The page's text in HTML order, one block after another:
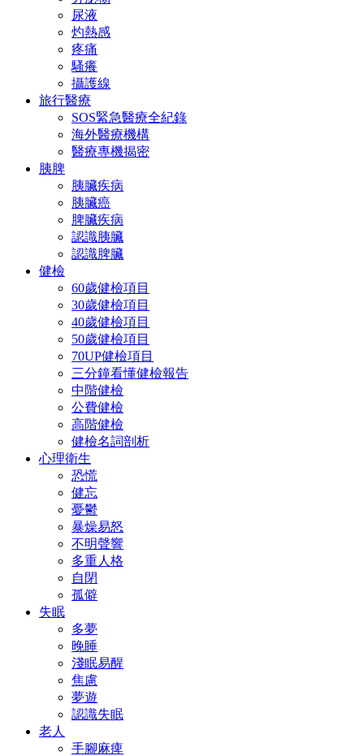
尿液
灼熱感
疼痛
騷癢
攝護線
旅行醫療
SOS緊急醫療全紀錄
海外醫療機構
醫療專機揭密
胰脾
胰臟疾病
胰臟癌
脾臟疾病
認識胰臟
認識脾臟
健檢
60歲健檢項目
30歲健檢項目
40歲健檢項目
50歲健檢項目
70UP健檢項目
三分鐘看懂健檢報告
中階健檢
公費健檢
高階健檢
健檢名詞剖析
心理衛生
恐慌
健忘
憂鬱
暴燥易怒
不明聲響
多重人格
自閉
孤僻
失眠
多夢
晚睡
淺眠易醒
焦慮
夢遊
認識失眠
老人
手腳麻痺